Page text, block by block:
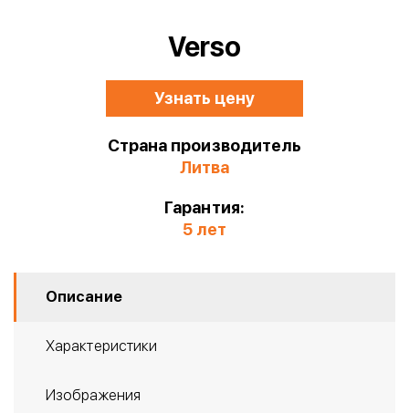
Verso
Узнать цену
Страна производитель
Литва
Гарантия:
5 лет
Описание
Характеристики
Изображения